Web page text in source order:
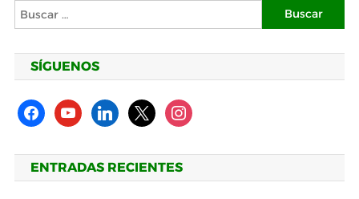
Buscar:
SÍGUENOS
facebookyoutubelinkedin
x instagram
ENTRADAS RECIENTES